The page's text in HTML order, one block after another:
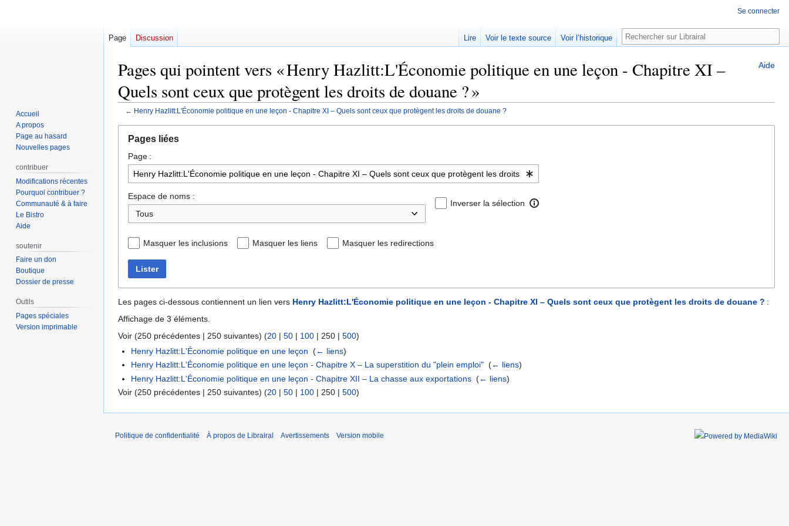
Aide
Pages qui pointent vers « Henry Hazlitt:L'Économie politique en une leçon - Chapitre XI –
Quels sont ceux que protègent les droits de douane ? »
← Henry Hazlitt:L'Économie politique en une leçon - Chapitre XI – Quels sont ceux que protègent les droits de douane ?
navigation
recherche
Pages liées
Page :
Espace de noms :
Inverser la sélection
Masquer les inclusions Masquer les liens Masquer les redirections
Lister
Les pages ci-dessous contiennent un lien vers Henry Hazlitt:L'Économie politique en une leçon - Chapitre XI – Quels sont ceux que protègent les droits de douane ? :
Affichage de 3 éléments.
Voir (250 précédentes | 250 suivantes) (20 | 50 | 100 | 250 | 500)
Henry Hazlitt:L'Économie politique en une leçon ‎(← liens)
Henry Hazlitt:L'Économie politique en une leçon - Chapitre X – La superstition du "plein emploi" ‎(← liens)
Henry Hazlitt:L'Économie politique en une leçon - Chapitre XII – La chasse aux exportations ‎(← liens)
Voir (250 précédentes | 250 suivantes) (20 | 50 | 100 | 250 | 500)
Se connecter
Page Discussion Lire Voir le texte source Voir l’historique Rechercher
Accueil
A propos
Page au hasard
Nouvelles pages
contribuer
Modifications récentes
Pourquoi contribuer ?
Communauté & à faire
Le Bistro
Aide
soutenir
Faire un don
Boutique
Dossier de presse
Outils
Pages spéciales
Version imprimable
Politique de confidentialité À propos de Librairal Avertissements Version mobile